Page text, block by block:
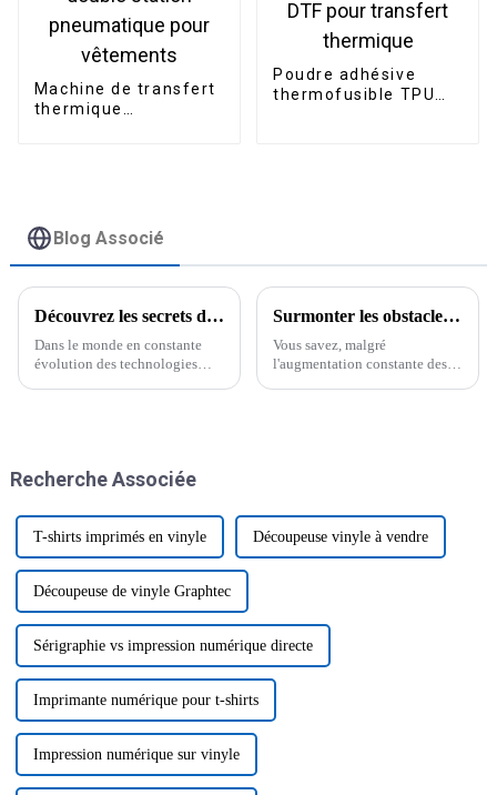
Machine de transfert
thermique
Poudre adhésive
thermofusible TPU
Blog Associé
Découvrez les secrets de la technologie d'impression DTF pour une qualité d'impression exceptionnelle
Dans le monde en constante
évolution des technologies
pour tous les supports.
Surmonter les obstacles tarifaires : comment les fabricants chinois prospèrent grâce aux meilleures machines à coudre et à broder
Vous savez, malgré
l'augmentation constante des
Recherche Associée
T-shirts imprimés en vinyle Découpeuse vinyle à vendre
Découpeuse de vinyle Graphtec
Sérigraphie vs impression numérique directe
Imprimante numérique pour t-shirts
Impression numérique sur vinyle